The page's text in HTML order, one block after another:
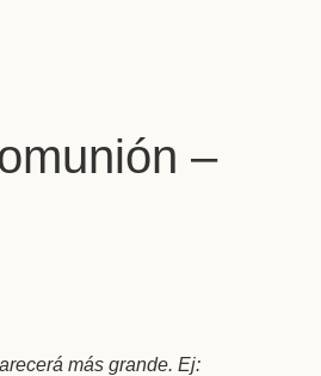
–
más grande. Ej: